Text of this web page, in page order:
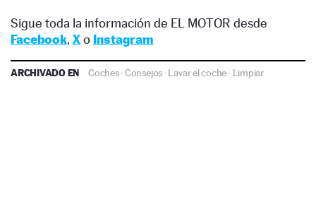
Sigue toda la información de EL MOTOR desde
Facebook, Xo Instagram
ARCHIVADO EN Coches·Consejos ·Lavar el coche · Limpiar